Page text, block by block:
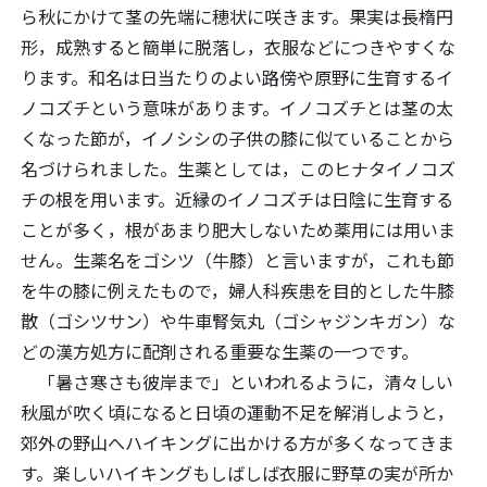
ら秋にかけて茎の先端に穂状に咲きます。果実は長楕円
形，成熟すると簡単に脱落し，衣服などにつきやすくな
ります。和名は日当たりのよい路傍や原野に生育するイ
ノコズチという意味があります。イノコズチとは茎の太
くなった節が，イノシシの子供の膝に似ていることから
名づけられました。生薬としては，このヒナタイノコズ
チの根を用います。近縁のイノコズチは日陰に生育する
ことが多く，根があまり肥大しないため薬用には用いま
せん。生薬名をゴシツ（牛膝）と言いますが，これも節
を牛の膝に例えたもので，婦人科疾患を目的とした牛膝
散（ゴシツサン）や牛車腎気丸（ゴシャジンキガン）な
どの漢方処方に配剤される重要な生薬の一つです。
「暑さ寒さも彼岸まで」といわれるように，清々しい
秋風が吹く頃になると日頃の運動不足を解消しようと，
郊外の野山へハイキングに出かける方が多くなってきま
す。楽しいハイキングもしばしば衣服に野草の実が所か